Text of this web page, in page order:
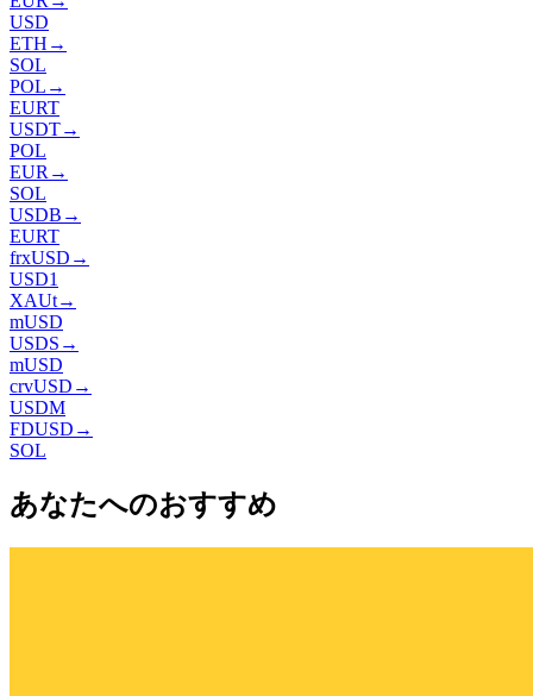
USD
ETH →
SOL
POL →
EURT
USDT→
POL
EUR →
SOL
USDB →
EURT
frxUSD →
USD1
XAUt→
mUSD
USDS →
mUSD
crvUSD →
USDM
FDUSD →
SOL
あなたへのおすすめ